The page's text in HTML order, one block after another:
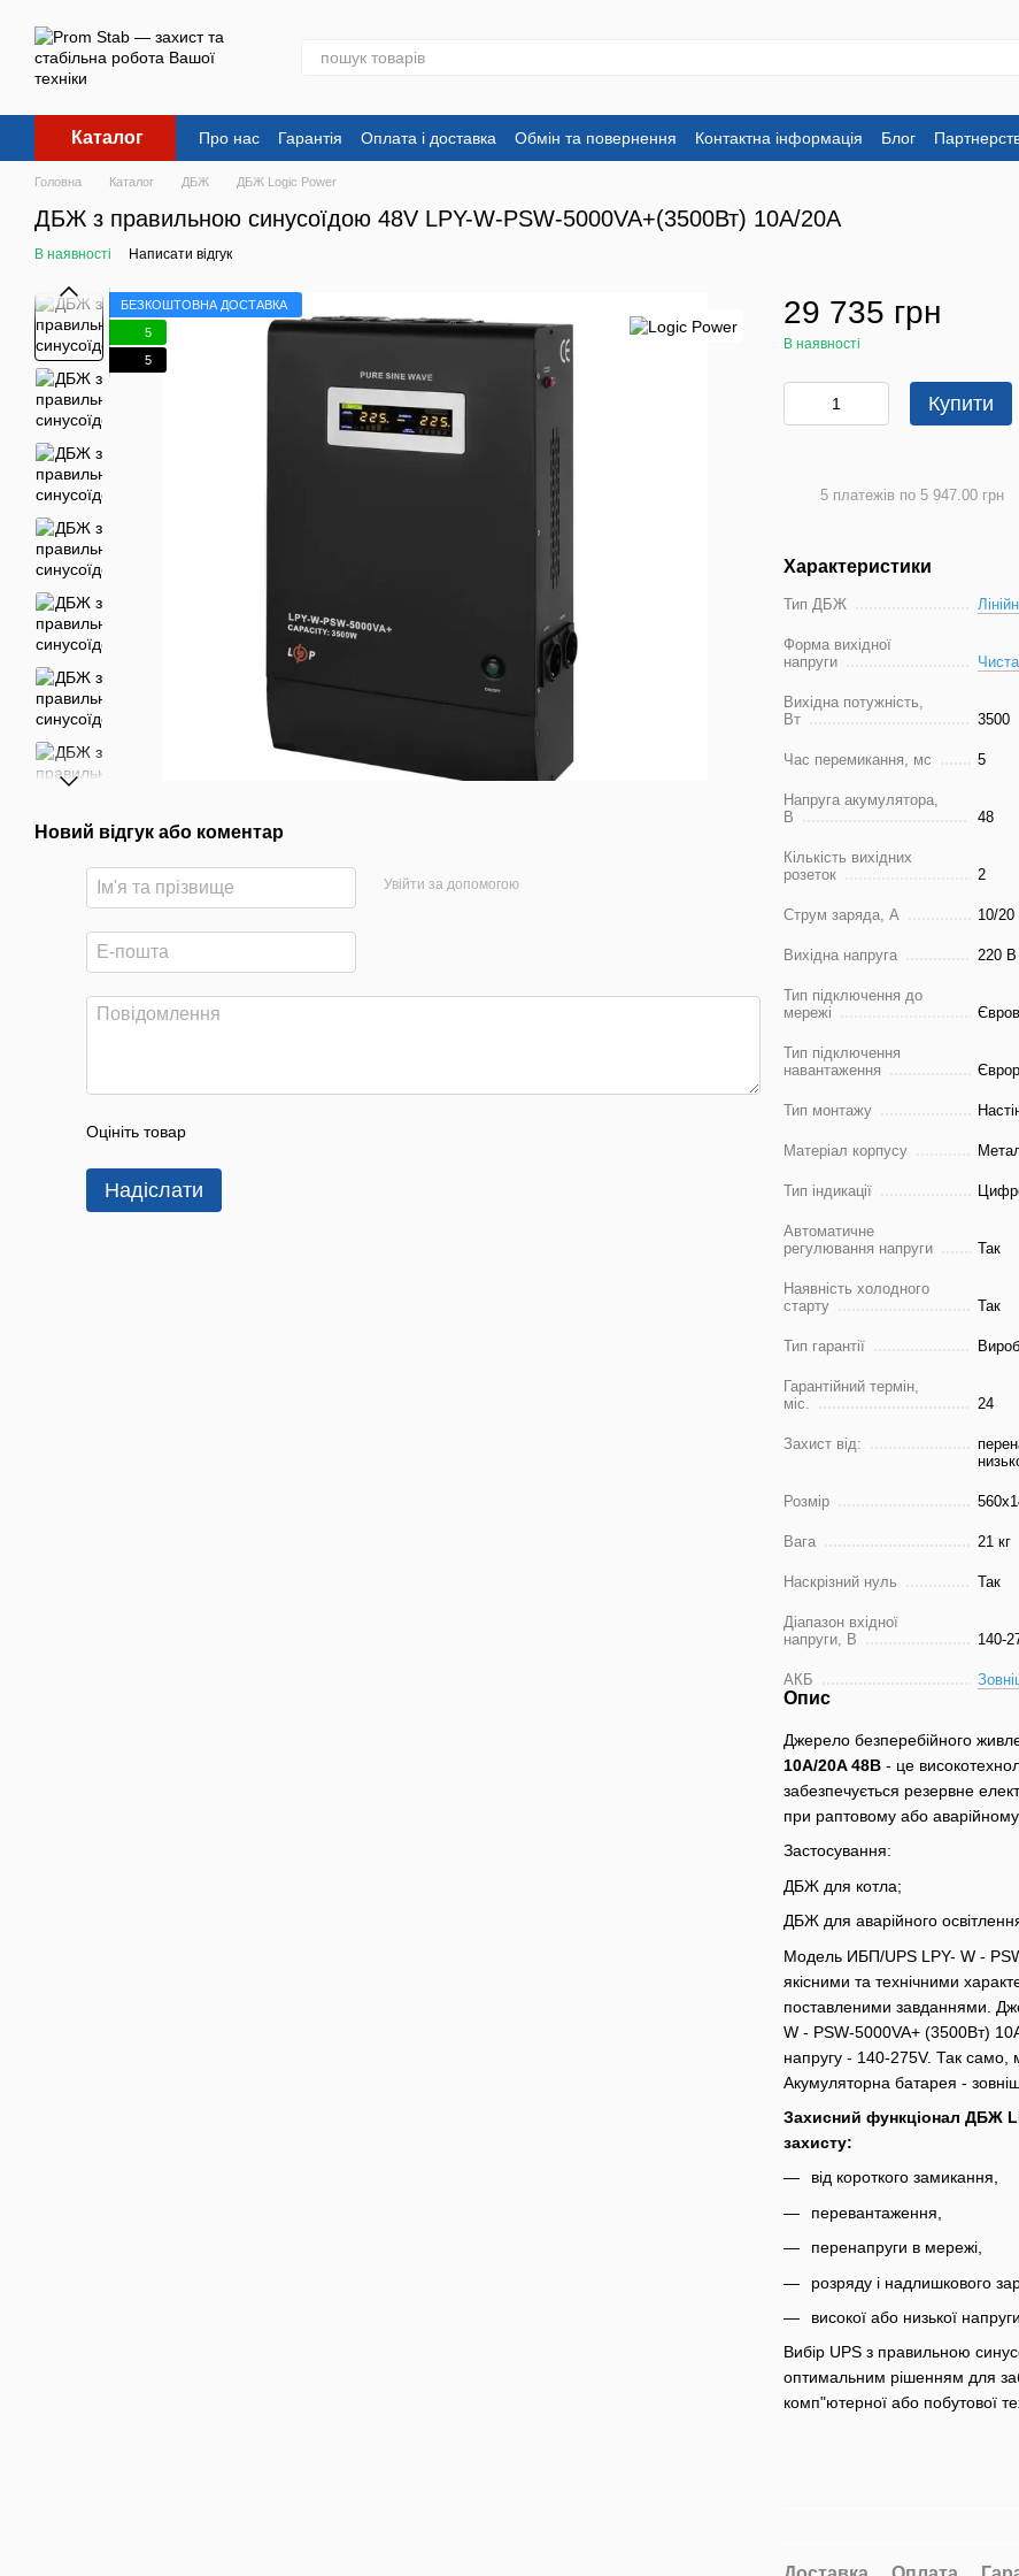
Каталог Про нас Гарантія Оплата і доставка Обмін та повернення Контактна інформація Блог
Головна Каталог ДБЖ ДБЖ Logic Power
ДБЖ з правильною синусоїдою 48V LPY-W-PSW-5000VA+(3500Вт) 10A/20A
В наявності Написати відгук
БЕЗКОШТОВНА ДОСТАВКА
5
5
Новий відгук або коментар
Увійти за допомогою
Оцініть товар
Надіслати
29 735 грн
В наявності
Купити
5 платежів по 5 947.00 грн
Характеристики
Тип ДБЖ
Форма вихідної
напруги
Вихідна потужність,
Вт
3500
Час перемикання, мс 5
Напруга акумулятора,
В
48
Кількість вихідних
розеток
2
Струм заряда, А 10/20
Вихідна напруга 220 В
Тип підключення до
мережі
Тип підключення
навантаження
Тип монтажу
Матеріал корпусу
Тип індикації
Автоматичне
регулювання напруги
Так
Наявність холодного
старту
Так
Тип гарантії
Гарантійний термін,
міс.
24
Захист від:
Розмір
Вага 21 кг
Наскрізний нуль Так
Діапазон вхідної
напруги, В
140-
АКБ
Опис
Джерело безперебійного
10A/20A 48В - це
забезпечується резервне
при раптовому або
Застосування:
ДБЖ для котла;
ДБЖ для аварійного
Модель ИБП/UPS LPY- W -
якісними та технічними
поставленими завданнями.
W - PSW-5000VA+ (3500Вт)
напругу - 140-275V. Так само,
Акумуляторна батарея -
Захисний функціонал ДБЖ
захисту:
від короткого замикання,
перевантаження,
перенапруги в мережі,
розряду і надлишкового
високої або низької напруги.
Вибір UPS з правильною
оптимальним рішенням для
комп"ютерної або побутової